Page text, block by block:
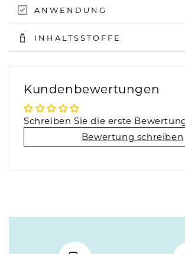
ANWENDUNG
INHALTSSTOFFE
Kundenbewertungen
Schreiben Sie die erste
Bewertung schreiben